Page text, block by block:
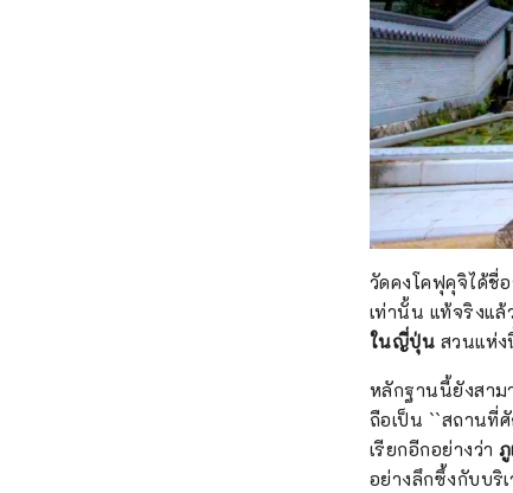
วัดคงโคฟุคุจิได้ชื่
เท่านั้น แท้จริงแ
ในญี่ปุ่น สวนแห่ง
หลักฐานนี้ยังสาม
ถือเป็น ``สถานที่
เรียกอีกอย่างว่า
อย่างลึกซึ้งกับบริ